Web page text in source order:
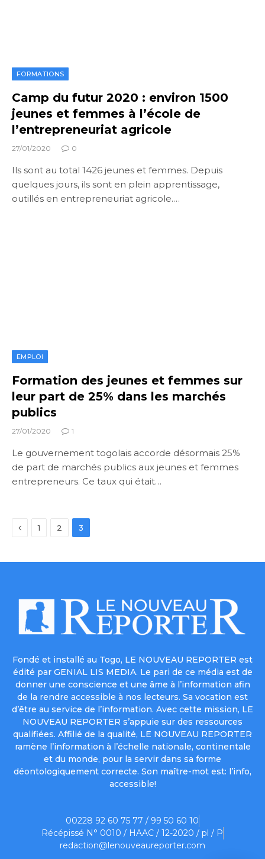
FORMATIONS
Camp du futur 2020 : environ 1500
jeunes et femmes à l’école de
l’entrepreneuriat agricole
27/01/2020 0
Ils sont au total 1426 jeunes et femmes. Depuis
quelques jours, ils sont en plein apprentissage,
outillés en entrepreneuriat agricole.…
EMPLOI
Formation des jeunes et femmes sur
leur part de 25% dans les marchés
publics
27/01/2020 1
Le gouvernement togolais accorde désormais 25%
de part de marchés publics aux jeunes et femmes
entrepreneurs. Ce taux qui était…
Previous
1 2 3
Fondé et installé au Togo, LE NOUVEAU REPORTER est
édité par GENIAL LIS MEDIA. Le pari de ce média est de
donner une conscience et une âme à l’information afin
de la rendre accessible à nos lecteurs. Sa vocation est
d’être au service de l’information. Avec cette mission, LE
NOUVEAU REPORTER s’appuie sur des ressources
qualifiées. Affilié de la qualité, LE NOUVEAU REPORTER
ramène l’information à l’échelle nationale, continentale
et du monde, pour la servir dans sa forme
déontologiquement correcte. Son maître-mot est: l’info,
accessible!
00228 92 60 75 77 / 99 50 60 10
Récépissé N° 0010 / HAAC / 12-2020 / pl / P
redaction@lenouveaureporter.com